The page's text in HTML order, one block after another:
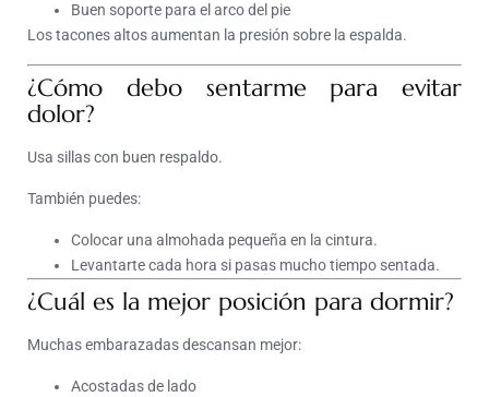
Buen soporte para el arco del pie
Los tacones altos aumentan la presión sobre la espalda.
¿Cómo debo sentarme para evitar
dolor?
Usa sillas con buen respaldo.
También puedes:
Colocar una almohada pequeña en la cintura.
Levantarte cada hora si pasas mucho tiempo sentada.
¿Cuál es la mejor posición para dormir?
Muchas embarazadas descansan mejor:
Acostadas de lado